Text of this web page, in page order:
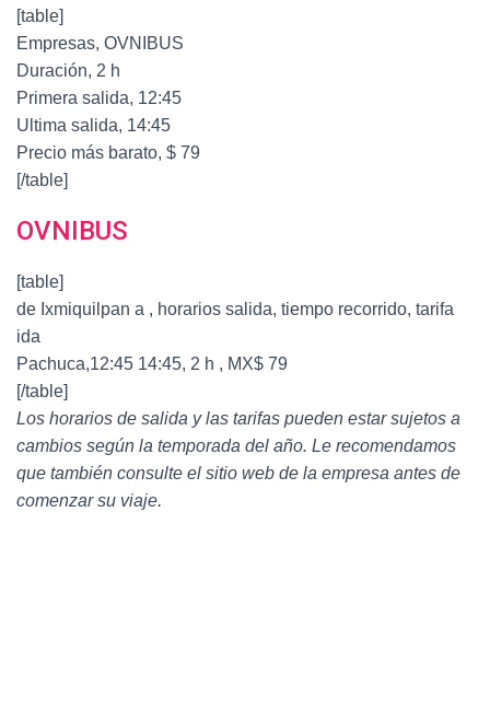
[table]
Empresas, OVNIBUS
Duración, 2 h
Primera salida, 12:45
Ultima salida, 14:45
Precio más barato, $ 79
[/table]
OVNIBUS
[table]
de Ixmiquilpan a , horarios salida, tiempo recorrido, tarifa
ida
Pachuca,12:45 14:45, 2 h , MX$ 79
[/table]
Los horarios de salida y las tarifas pueden estar sujetos a
cambios según la temporada del año. Le recomendamos
que también consulte el sitio web de la empresa antes de
comenzar su viaje.